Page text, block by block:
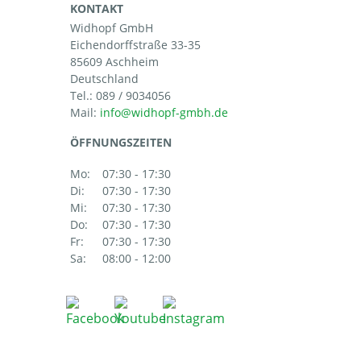
KONTAKT
Widhopf GmbH
Eichendorffstraße 33-35
85609 Aschheim
Deutschland
Tel.: 089 / 9034056
Mail:
ÖFFNUNGSZEITEN
Mo:
07:30 - 17:30
Di:
07:30 - 17:30
Mi:
07:30 - 17:30
Do:
07:30 - 17:30
Fr:
07:30 - 17:30
Sa:
08:00 - 12:00